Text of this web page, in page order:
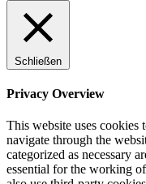
Schließen
Privacy Overview
This website uses
navigate through the
categorized as necessary
essential for the working